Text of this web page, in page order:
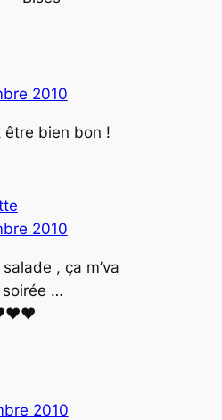
2010
être bien bon !
2010
, ça m’va
…
2010